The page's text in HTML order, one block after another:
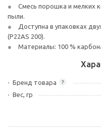
Смесь порошка и мелких
пыли.
Доступна в упаковках
(P22AS 200).
Материалы: 100 %
?
Бренд товара
Вес, гр